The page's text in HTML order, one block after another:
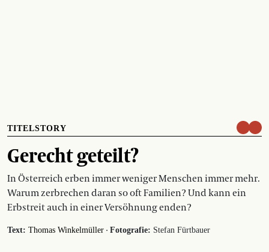
TITELSTORY
Gerecht geteilt?
In Österreich erben immer weniger Menschen immer mehr.
Warum zerbrechen daran so oft Familien? Und kann ein
Erbstreit auch in einer Versöhnung enden?
Text: Thomas Winkelmüller · Fotografie: Stefan Fürtbauer